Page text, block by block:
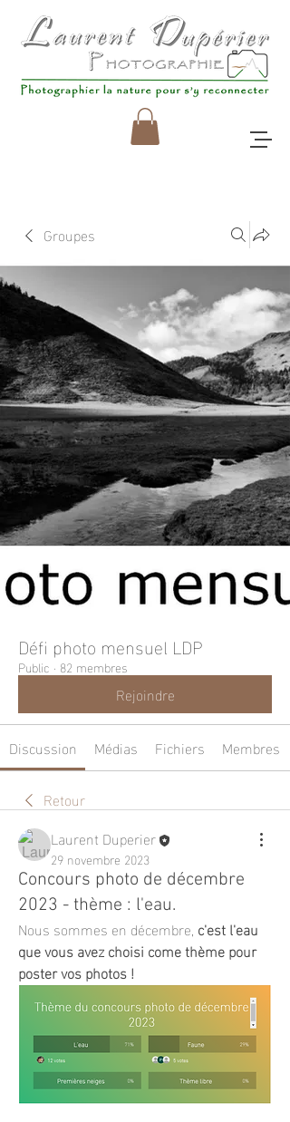
Groupes
Défi photo mensuel LDP
Public · 82 membres
Rejoindre
Discussion Médias Fichiers
Membres
Retour
Laurent Duperier
29 novembre 2023
Concours photo de décembre
2023 - thème : l'eau.
Nous sommes en décembre, c'est l'eau
que vous avez choisi come thème pour
poster vos photos !